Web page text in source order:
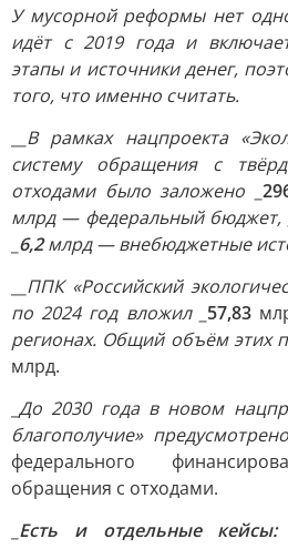
У мусорной реформы нет
идёт с 2019 года и
этапы и источники денег,
того, что именно считать.
__В рамках нацпроекта
систему обращения с
отходами было заложено _
млрд — федеральный бюджет, _
6,2млрд — внебюджетные
__ППК «Российский
по 2024 год вложил _ 57,83
регионах. Общий объём этих
млрд.
_До 2030 года в новом
благополучие»
федерального
обращения с отходами.
Есть и отдельные кейсы: